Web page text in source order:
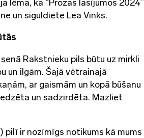
lēma, ka “Prozas lasījumos 2024”
un siguldiete Lea Vinks.
Rakstnieku pils būtu uz mirkli
un ilgām. Šajā vētrainajā
ar gaismām un kopā būšanu
un sadzirdēta. Mazliet
pilī ir nozīmīgs notikums kā mums